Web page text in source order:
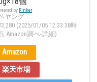
by Rinker
ヤング
(2025/01/05 12:33:38時
Amazon調べ-詳細)
Amazon
楽天市場